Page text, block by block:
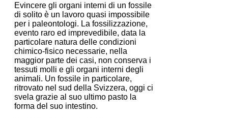
Evincere gli organi interni di un fossile
di solito è un lavoro quasi impossibile
per i paleontologi. La fossilizzazione,
evento raro ed imprevedibile, data la
particolare natura delle condizioni
chimico-fisico necessarie, nella
maggior parte dei casi, non conserva i
tessuti molli e gli organi interni degli
animali. Un fossile in particolare,
ritrovato nel sud della Svizzera, oggi ci
svela grazie al suo ultimo pasto la
forma del suo intestino.